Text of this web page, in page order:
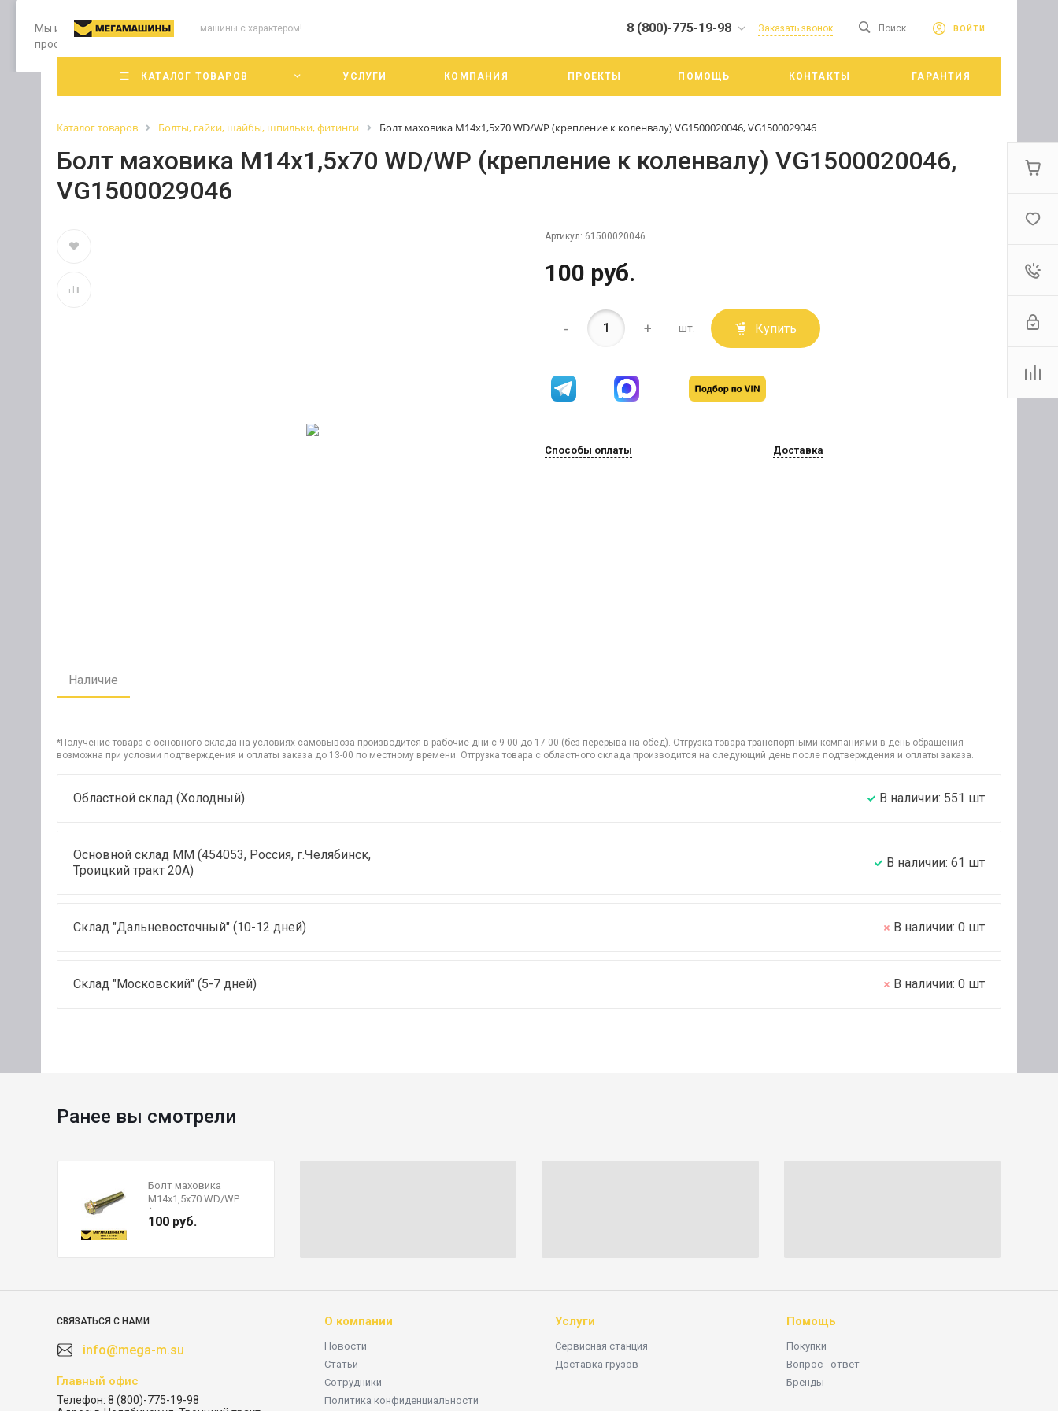
Мы используем файлы cookie, разработанные нашими специалистами и третьими лицами, для анализа событий на нашем веб-сайте. Продолжая
просмотр страниц нашего сайта, вы принимаете условия его использования. Более подробные сведения смотрите в Политике конфиденциальности
Принять
машины с характером! 8 (800)-775-19-98
г. Челябинск ул. Троицкий
тракт 20А/3
Cб-Вс: Выходной
Заказать звонок Поиск ВОЙТИ
КАТАЛОГ ТОВАРОВ УСЛУГИ КОМПАНИЯ ПРОЕКТЫ ПОМОЩЬ КОНТАКТЫ ГАРАНТИЯ
Каталог товаров Болты, гайки, шайбы, шпильки, фитинги Болт маховика М14х1,5х70 WD/WP (крепление к коленвалу) VG1500020046, VG1500029046
Болт маховика М14х1,5х70 WD/WP (крепление к коленвалу) VG1500020046,
VG1500029046
Артикул: 61500020046
100 руб.
- + шт. Купить
Способы оплаты Доставка
Наличие
*Получение товара с основного склада на условиях самовывоза производится в рабочие дни с 9-00 до 17-00 (без перерыва на обед). Отгрузка товара транспортными компаниями в день обращения
возможна при условии подтверждения и оплаты заказа до 13-00 по местному времени. Отгрузка товара с областного склада производится на следующий день после подтверждения и оплаты заказа.
Областной склад (Холодный) В наличии: 551 шт
Основной склад ММ (454053, Россия, г.Челябинск,
Троицкий тракт 20А)
В наличии: 61 шт
Склад "Дальневосточный" (10-12 дней) В наличии: 0 шт
Склад "Московский" (5-7 дней) В наличии: 0 шт
Ранее вы смотрели
Болт маховика
М14х1,5х70 WD/WP
(крепление к
коленвалу)
100 руб.
СВЯЗАТЬСЯ С НАМИ
info@mega-m.su
Главный офис
Телефон: 8 (800)-775-19-98
О компании
Новости
Статьи
Сотрудники
Политика конфиденциальности
Услуги
Сервисная станция
Доставка грузов
Помощь
Покупки
Вопрос - ответ
Бренды